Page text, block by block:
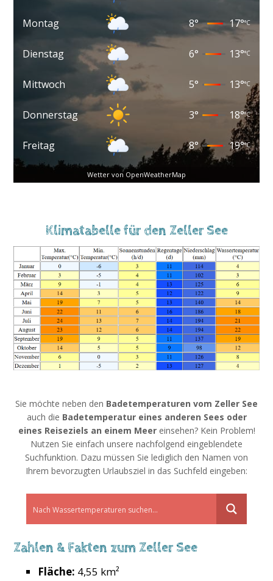
Montag 8° 17°°C
Dienstag 6° 13°°C
Mittwoch 5° 13°°C
Donnerstag 3° 18°°C
Freitag 8° 19°°C
Wetter von OpenWeatherMap
Klimatabelle für den Zeller See
Sie möchte neben den Badetemperaturen vom Zeller See
auch die Badetemperatur eines anderen Sees oder
eines Reiseziels an einem Meereinsehen? Kein Problem!
Nutzen Sie einfach unsere nachfolgend eingeblendete
Suchfunktion. Dazu müssen Sie lediglich den Namen von
Ihrem bevorzugten Urlaubsziel in das Suchfeld eingeben:
Zahlen & Fakten zum Zeller See
Fläche: 4,55 km²